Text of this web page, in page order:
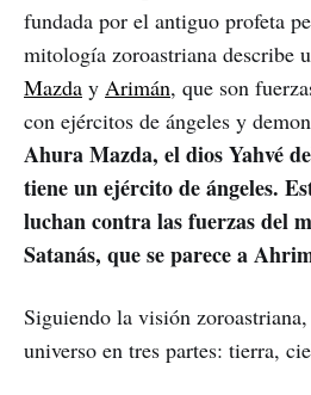
fundada por el antiguo profeta
mitología zoroastriana describe
Mazda y Arimán, que son
con ejércitos de ángeles y
Ahura Mazda, el dios Yahvé
tiene un ejército de ángeles.
luchan contra las fuerzas del
Satanás, que se parece a
Siguiendo la visión
universo en tres partes: tierra,